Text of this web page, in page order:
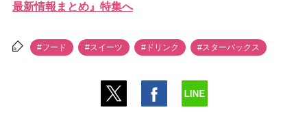
最新情報まとめ』特集へ
#フード #スイーツ #ドリンク #スターバックス